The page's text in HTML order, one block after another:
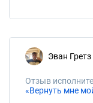
Эван Гретз
Отзыв
«Вернуть мне